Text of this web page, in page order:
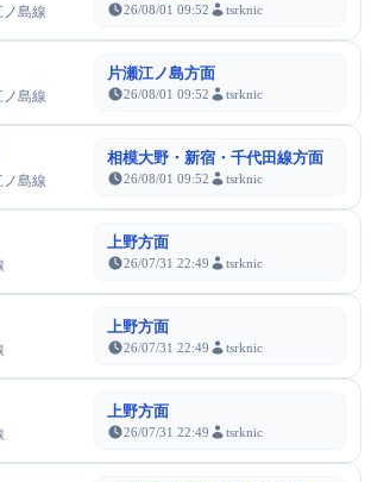
島線 26/08/01 09:52 tsrknic
島線
片瀬江ノ島方面
26/08/01 09:52 tsrknic
島線
相模大野・新宿・千代田線方面
26/08/01 09:52 tsrknic
上野方面
26/07/31 22:49 tsrknic
上野方面
26/07/31 22:49 tsrknic
上野方面
26/07/31 22:49 tsrknic